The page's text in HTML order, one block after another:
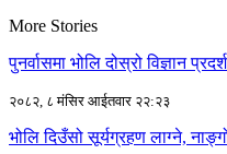
More Stories
पुनर्वासमा भोलि दोस्रो विज्ञान
२०८२, ८ मंसिर आईतवार २२:२३
भोलि दिउँसो सूर्यग्रहण लाग्ने,